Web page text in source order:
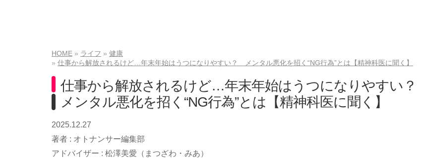
HOME ライフ
健康
仕事から解放されるけど…年末年始はうつになりやすい？ メンタル悪化を招く“NG行為”とは【精神科医に聞く】
仕事から解放されるけど…年末年始はうつになりやすい？
メンタル悪化を招く“NG行為”とは【精神科医に聞く】
2025.12.27
著者 : オトナンサー編集部
アドバイザー : 松澤美愛（まつざわ・みあ）